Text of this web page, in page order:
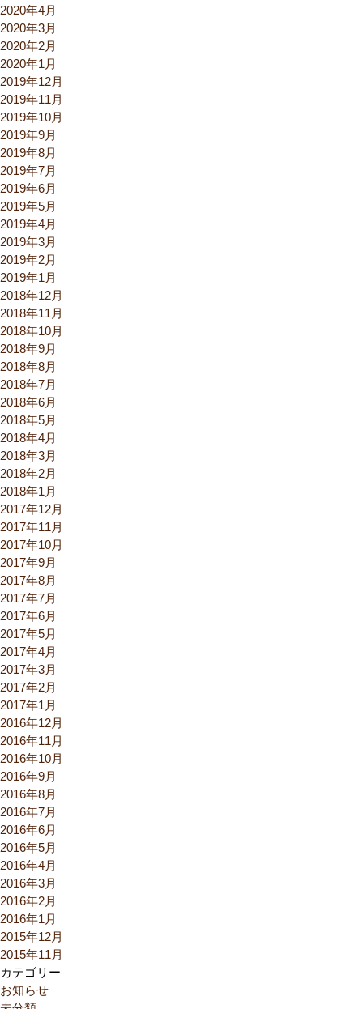
2020年4月
2020年3月
2020年2月
2020年1月
2019年12月
2019年11月
2019年10月
2019年9月
2019年8月
2019年7月
2019年6月
2019年5月
2019年4月
2019年3月
2019年2月
2019年1月
2018年12月
2018年11月
2018年10月
2018年9月
2018年8月
2018年7月
2018年6月
2018年5月
2018年4月
2018年3月
2018年2月
2018年1月
2017年12月
2017年11月
2017年10月
2017年9月
2017年8月
2017年7月
2017年6月
2017年5月
2017年4月
2017年3月
2017年2月
2017年1月
2016年12月
2016年11月
2016年10月
2016年9月
2016年8月
2016年7月
2016年6月
2016年5月
2016年4月
2016年3月
2016年2月
2016年1月
2015年12月
2015年11月
カテゴリー
お知らせ